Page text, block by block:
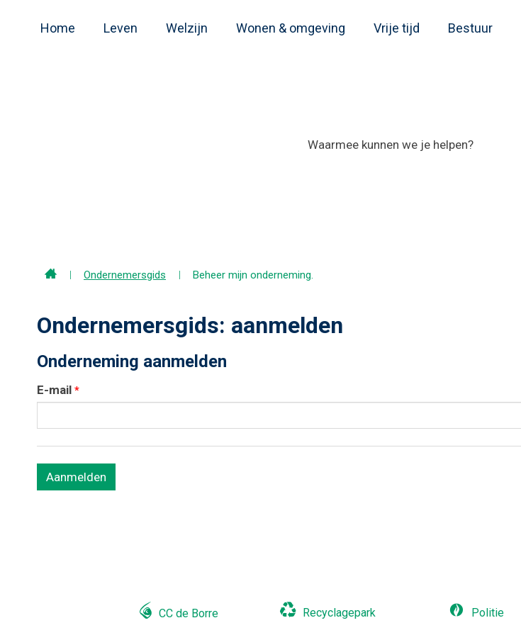
Home Leven Welzijn Wonen & omgeving Vrije tijd Bestuur
HomeOndernemersgids Beheer mijn onderneming.
Ondernemersgids: aanmelden
Onderneming aanmelden
E-mail *
CC de Borre Recyclagepark Politie